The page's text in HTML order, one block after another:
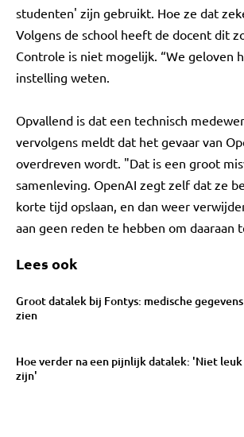
studenten' zijn gebruikt. Hoe ze dat
Volgens de school heeft de docent dit
Controle is niet mogelijk. “We geloven
instelling weten.
Opvallend is dat een technisch
vervolgens meldt dat het gevaar van
overdreven wordt. "Dat is een groot
samenleving. OpenAI zegt zelf dat ze
korte tijd opslaan, en dan weer
aan geen reden te hebben om daaraan
Lees ook
Groot datalek bij Fontys: medische
zien
Hoe verder na een pijnlijk datalek: 'Niet
zijn'